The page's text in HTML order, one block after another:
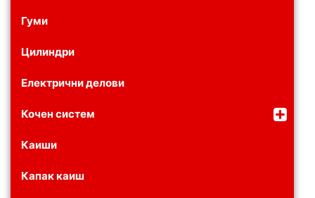
Гуми
Цилиндри
Електрични делови
Кочен систем
Каиши
Капак каиш